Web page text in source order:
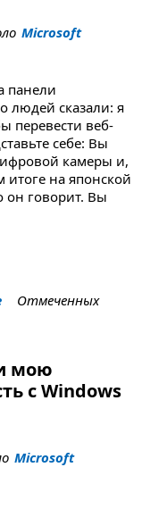
Microsoft
панели
людей сказали: я
перевести веб-
себе: Вы
камеры и,
на японской
он говорит. Вы
Отмеченных
мою
с Windows
Microsoft